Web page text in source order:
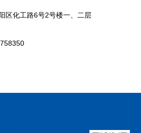
区化工路6号2号楼一、二层